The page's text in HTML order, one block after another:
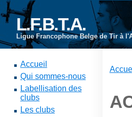
L.F.B.T.A.
Ligue Francophone Belge de Tir à
Accueil
Qui sommes-nous
Labellisation des
clubs
Les clubs